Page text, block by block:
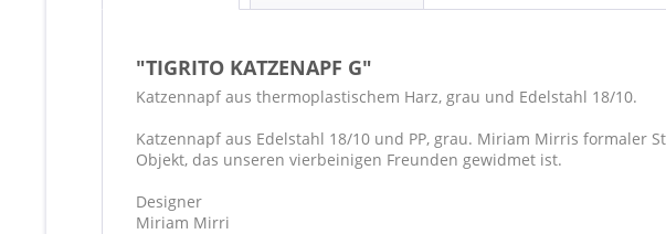
"TIGRITO KATZENAPF G"
Katzennapf aus thermoplastischem Harz, grau und Edelstahl 18/10.
Katzennapf aus Edelstahl 18/10 und PP, grau. Miriam Mirris formaler
Objekt, das unseren vierbeinigen Freunden gewidmet ist.
Designer
Miriam Mirri